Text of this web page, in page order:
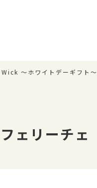
〜ホワイトデーギフト〜
ェリーチェ